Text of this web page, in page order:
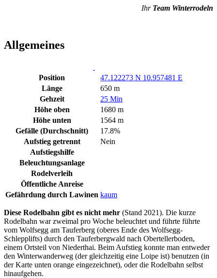
Ihr Team Winterrodeln
Allgemeines
Position
47.122273 N 10.957481 E
Länge
650 m
Gehzeit
25 Min
Höhe oben
1680 m
Höhe unten
1564 m
Gefälle (Durchschnitt)
17.8%
Aufstieg getrennt
Nein
Aufstiegshilfe
Beleuchtungsanlage
Rodelverleih
Öffentliche Anreise
Gefährdung durch Lawinen kaum
Diese Rodelbahn gibt es nicht mehr (Stand 2021). Die kurze
Rodelbahn war zweimal pro Woche beleuchtet und führte führte
vom Wolfsegg am Tauferberg (oberes Ende des Wolfsegg-
Schlepplifts) durch den Tauferbergwald nach Obertellerboden,
einem Ortsteil von Niederthai. Beim Aufstieg konnte man entweder
den Winterwanderweg (der gleichzeitig eine Loipe ist) benutzen (in
der Karte unten orange eingezeichnet), oder die Rodelbahn selbst
hinaufgehen.